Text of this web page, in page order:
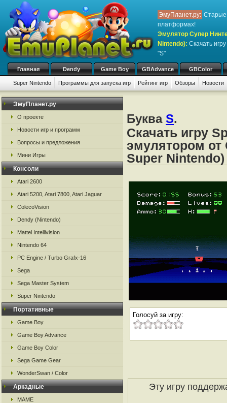
ЭмуПланет.ру: Старые
платформах!
Эмулятор Супер
Nintendo): Скачать игру
"S"
Главная Dendy Game Boy GBAdvance GBColor
Super Nintendo Программы для запуска игр Рейтинг игр Обзоры Новости
Игры: # A B C D E F G H I
ЭмуПланет.ру
О проекте
Новости игр и программ
Вопросы и предложения
Мини Игры
Консоли
Atari 2600
Atari 5200, Atari 7800, Atari Jaguar
ColecoVision
Dendy (Nintendo)
Mattel Intellivision
Nintendo 64
PC Engine / Turbo Grafx-16
Sega
Sega Master System
Super Nintendo
Портативные
Game Boy
Game Boy Advance
Game Boy Color
Sega Game Gear
WonderSwan / Color
Аркадные
MAME
Буква S.
Скачать игру
эмулятором от
Super Nintendo)
Голосуй за игру:
Эту игру